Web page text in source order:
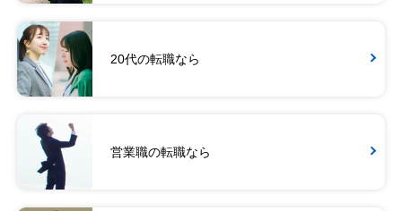
20代の転職なら
営業職の転職なら